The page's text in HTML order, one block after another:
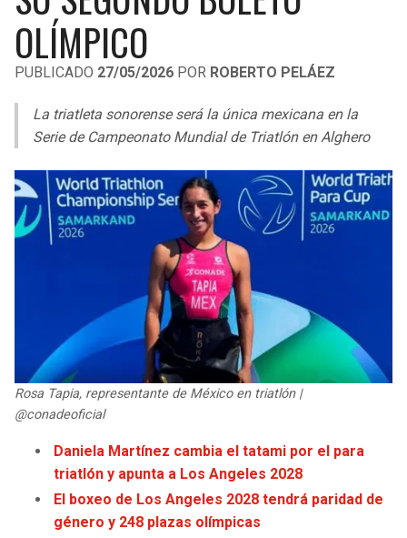
LIGA DE EXPANSIÓN MX
LEAGUES CUP
UEFA EUROPA LEAGUE
UEFA CONFERENCE LEAGUE
COPA LIBERTADORES
COPA SUDAMERICANA
LIGA BETPLAY
RAIDERS
RAVENS
BENGALS
BROWNS
TEXANS
COLTS
TITANS
COWBOYS
CAVALIERS
PACERS
BUCKS
HAWKS
MAGIC
WARRIORS
CLIPPERS
OLÍMPICO
PUBLICADO 27/05/2026 POR ROBERTO PELÁEZ
La triatleta sonorense será la única mexicana en la
Serie de Campeonato Mundial de Triatlón en Alghero
Rosa Tapia, representante de México en triatlón |
@conadeoficial
Daniela Martínez cambia el tatami por el para
triatlón y apunta a Los Angeles 2028
El boxeo de Los Angeles 2028 tendrá paridad de
género y 248 plazas olímpicas